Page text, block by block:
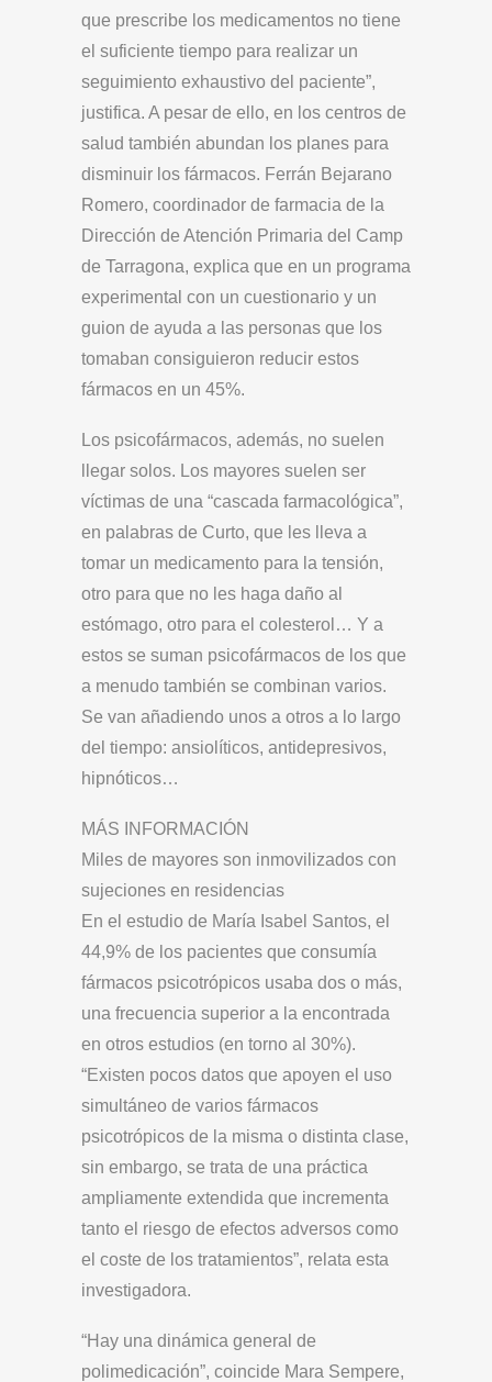
que prescribe los medicamentos no tiene
el suficiente tiempo para realizar un
seguimiento exhaustivo del paciente”,
justifica. A pesar de ello, en los centros de
salud también abundan los planes para
disminuir los fármacos. Ferrán Bejarano
Romero, coordinador de farmacia de la
Dirección de Atención Primaria del Camp
de Tarragona, explica que en un programa
experimental con un cuestionario y un
guion de ayuda a las personas que los
tomaban consiguieron reducir estos
fármacos en un 45%.
Los psicofármacos, además, no suelen
llegar solos. Los mayores suelen ser
víctimas de una “cascada farmacológica”,
en palabras de Curto, que les lleva a
tomar un medicamento para la tensión,
otro para que no les haga daño al
estómago, otro para el colesterol… Y a
estos se suman psicofármacos de los que
a menudo también se combinan varios.
Se van añadiendo unos a otros a lo largo
del tiempo: ansiolíticos, antidepresivos,
hipnóticos…
MÁS INFORMACIÓN
Miles de mayores son inmovilizados con
sujeciones en residencias
En el estudio de María Isabel Santos, el
44,9% de los pacientes que consumía
fármacos psicotrópicos usaba dos o más,
una frecuencia superior a la encontrada
en otros estudios (en torno al 30%).
“Existen pocos datos que apoyen el uso
simultáneo de varios fármacos
psicotrópicos de la misma o distinta clase,
sin embargo, se trata de una práctica
ampliamente extendida que incrementa
tanto el riesgo de efectos adversos como
el coste de los tratamientos”, relata esta
investigadora.
“Hay una dinámica general de
polimedicación”, coincide Mara Sempere,